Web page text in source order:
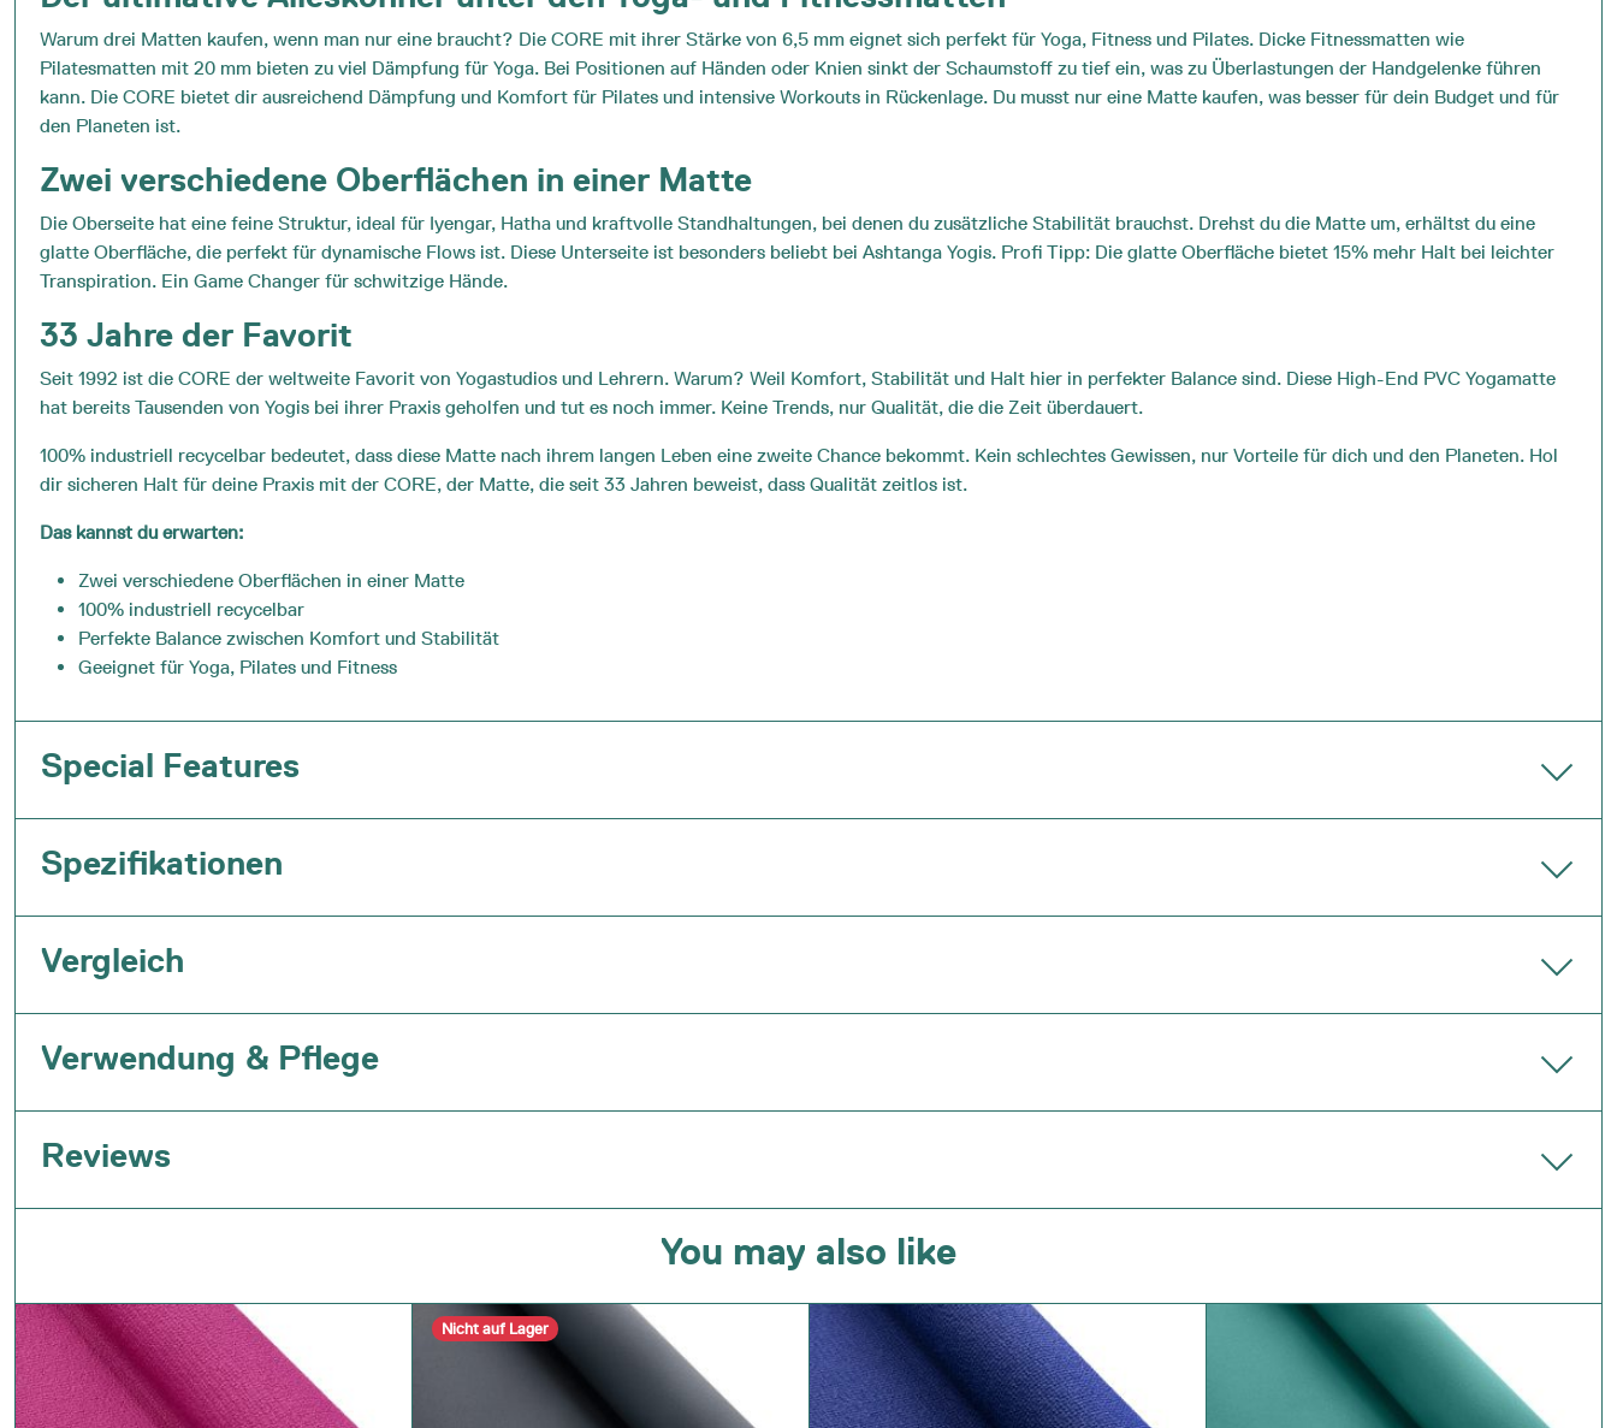
Warum drei Matten kaufen, wenn man nur eine braucht? Die CORE mit ihrer Stärke von 6,5 mm eignet sich perfekt für Yoga, Fitness und Pilates. Dicke Fitnessmatten wie
Pilatesmatten mit 20 mm bieten zu viel Dämpfung für Yoga. Bei Positionen auf Händen oder Knien sinkt der Schaumstoff zu tief ein, was zu Überlastungen der Handgelenke führen
kann. Die CORE bietet dir ausreichend Dämpfung und Komfort für Pilates und intensive Workouts in Rückenlage. Du musst nur eine Matte kaufen, was besser für dein Budget und für
den Planeten ist.
Zwei verschiedene Oberflächen in einer Matte
Die Oberseite hat eine feine Struktur, ideal für Iyengar, Hatha und kraftvolle Standhaltungen, bei denen du zusätzliche Stabilität brauchst. Drehst du die Matte um, erhältst du eine
glatte Oberfläche, die perfekt für dynamische Flows ist. Diese Unterseite ist besonders beliebt bei Ashtanga Yogis. Profi Tipp: Die glatte Oberfläche bietet 15% mehr Halt bei leichter
Transpiration. Ein Game Changer für schwitzige Hände.
33 Jahre der Favorit
Seit 1992 ist die CORE der weltweite Favorit von Yogastudios und Lehrern. Warum? Weil Komfort, Stabilität und Halt hier in perfekter Balance sind. Diese High-End PVC Yogamatte
hat bereits Tausenden von Yogis bei ihrer Praxis geholfen und tut es noch immer. Keine Trends, nur Qualität, die die Zeit überdauert.
100% industriell recycelbar bedeutet, dass diese Matte nach ihrem langen Leben eine zweite Chance bekommt. Kein schlechtes Gewissen, nur Vorteile für dich und den Planeten. Hol
dir sicheren Halt für deine Praxis mit der CORE, der Matte, die seit 33 Jahren beweist, dass Qualität zeitlos ist.
Das kannst du erwarten:
Zwei verschiedene Oberflächen in einer Matte
100% industriell recycelbar
Perfekte Balance zwischen Komfort und Stabilität
Geeignet für Yoga, Pilates und Fitness
Special Features
Spezifikationen
Vergleich
Verwendung & Pflege
Reviews
You may also like
Nicht auf Lager